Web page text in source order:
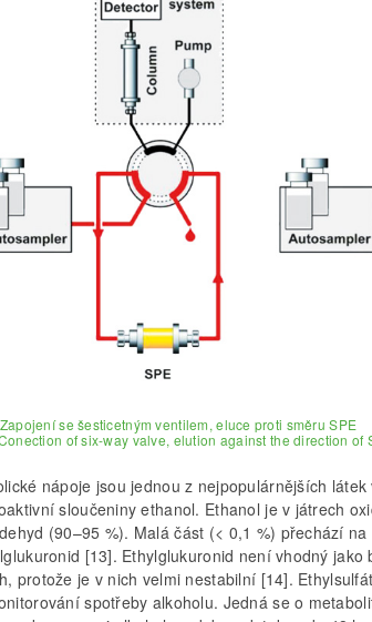
se šesticetným ventilem, eluce proti směru SPE
of six-way valve, elution against the direction of
nápoje jsou jednou z nejpopulárnějších
sloučeniny ethanol. Ethanol je v játrech
(90–95 %). Malá část (< 0,1 %) přechází
[13]. Ethylglukuronid není vhodný jako
protože je v nich velmi nestabilní [14].
spotřeby alkoholu. Jedná se o